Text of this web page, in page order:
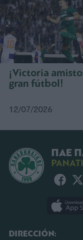
¡Victoria
gran fútbol!
12/07/2026
DIRECCIÓN:
ΠΑΕ